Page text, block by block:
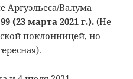
Аргуэльеса/Валума
99 (23 марта 2021 г.).(Не
поклонницей, но